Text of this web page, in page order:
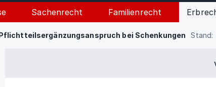
Sachenrecht Familienrecht
bei Schenkungen Stand: